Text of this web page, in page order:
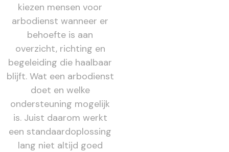
kiezen mensen voor
arbodienst wanneer er
behoefte is aan
overzicht, richting en
begeleiding die haalbaar
blijft. Wat een arbodienst
doet en welke
ondersteuning mogelijk
is. Juist daarom werkt
een standaardoplossing
lang niet altijd goed